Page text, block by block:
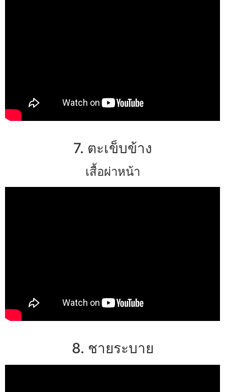
7. ตะเข็บข้าง
เสื้อผ่าหน้า
8. ชายระบาย